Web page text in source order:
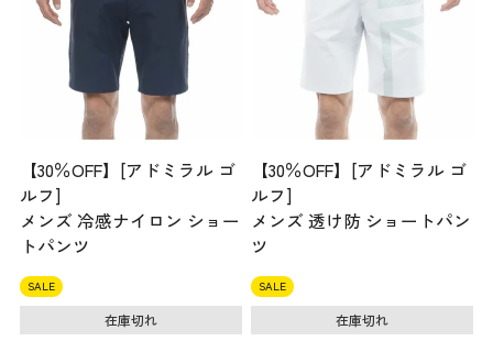
【30％OFF】[アドミラル ゴ
ルフ]
メンズ 冷感ナイロン ショー
トパンツ
SALE
在庫切れ
【30％OFF】[アドミラル ゴ
ルフ]
メンズ 透け防 ショートパン
ツ
SALE
在庫切れ